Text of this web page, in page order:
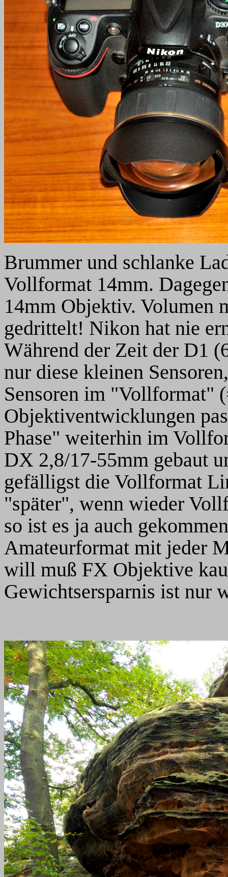
Brummer und schlanke
Vollformat 14mm.
14mm Objektiv. Volumen
gedrittelt! Nikon hat nie
Während der Zeit der D1
nur diese kleinen
Sensoren im "Vollformat"
Objektiventwicklungen
Phase" weiterhin im
DX 2,8/17-55mm gebaut
gefälligst die Vollformat
"später", wenn wieder
so ist es ja auch
Amateurformat mit jeder
will muß FX Objektive
Gewichtsersparnis ist nur